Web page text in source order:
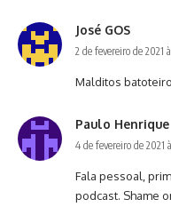
José GOS
2 de fevereiro de 2021
Malditos
Paulo Henrique
4 de fevereiro de 2021
Fala pessoal,
podcast. Shame